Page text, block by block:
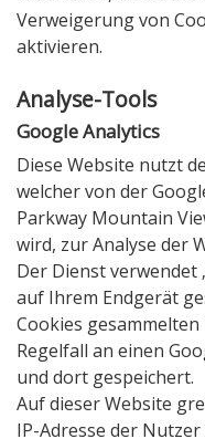
Verweigerung von
aktivieren.
Analyse-Tools
Google Analytics
Diese Website nutzt
welcher von der
Parkway Mountain
wird, zur Analyse der
Der Dienst verwendet
auf Ihrem Endgerät
Cookies
Regelfall an einen
und dort gespeichert.
Auf dieser Website
IP-Adresse der